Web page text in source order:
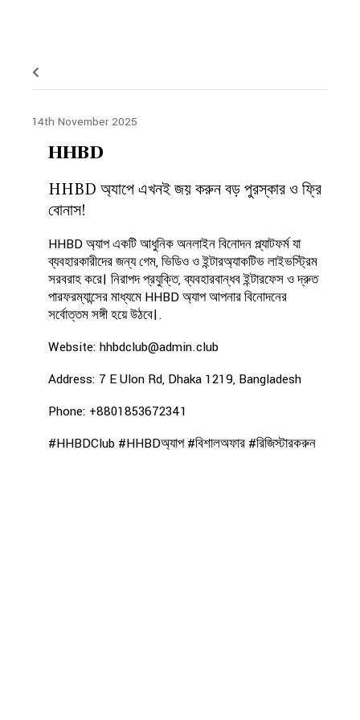
14th November 2025
HHBD
HHBD অ্যাপে এখনই জয় করুন বড় পুরস্কার ও ফ্রি
বোনাস!
HHBD অ্যাপ একটি আধুনিক অনলাইন বিনোদন প্ল্যাটফর্ম যা
ব্যবহারকারীদের জন্য গেম, ভিডিও ও ইন্টারঅ্যাকটিভ লাইভস্ট্রিম
সরবরাহ করে। নিরাপদ প্রযুক্তি, ব্যবহারবান্ধব ইন্টারফেস ও দ্রুত
পারফরম্যান্সের মাধ্যমে HHBD অ্যাপ আপনার বিনোদনের
সর্বোত্তম সঙ্গী হয়ে উঠবে।.
Website: hhbdclub@admin.club
Address: 7 E Ulon Rd, Dhaka 1219, Bangladesh
Phone: +8801853672341
#HHBDClub #HHBDঅ্যাপ #বিশালঅফার #রিজিস্টারকরুন